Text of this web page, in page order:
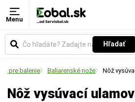
Menu
Hľadať
pre balenie Baliarenské nože Nôž
Nôž vysúvací